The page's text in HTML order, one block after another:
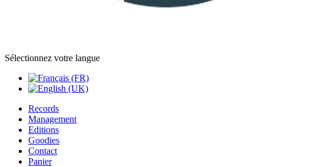
Sélectionnez votre langue
Records
Management
Editions
Goodies
Contact
Panier